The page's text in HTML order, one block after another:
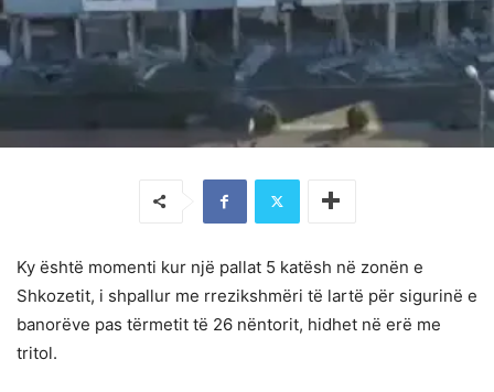
Ky është momenti kur një pallat 5 katësh në zonën e
Shkozetit, i shpallur me rrezikshmëri të lartë për sigurinë e
banorëve pas tërmetit të 26 nëntorit, hidhet në erë me
tritol.